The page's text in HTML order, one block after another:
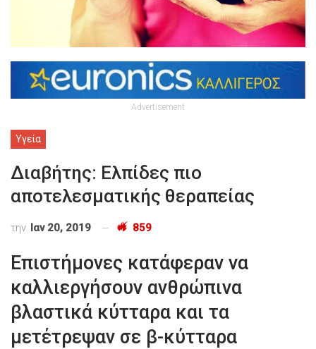
Advertisement
Υγεία
Διαβήτης: Ελπίδες πιο
αποτελεσματικής θεραπείας
την Ιαν 20, 2019 859
Επιστήμονες κατάφεραν να
καλλιεργήσουν ανθρώπινα
βλαστικά κύτταρα και τα
μετέτρεψαν σε β-κύτταρα